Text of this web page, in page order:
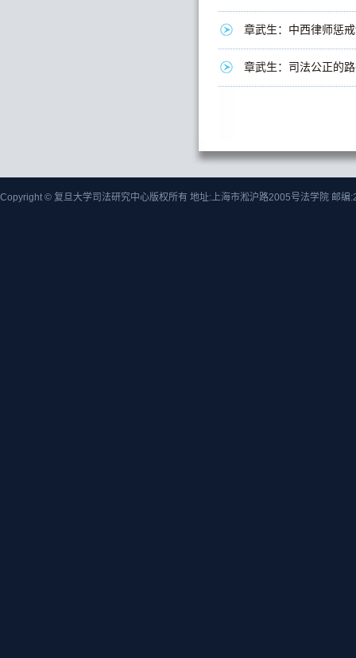
章武生：中西律师惩
章武生：司法公正的
Copyright © 复旦大学司法研究中心版权所有 地址:上海市淞沪路2005号法学院 邮编